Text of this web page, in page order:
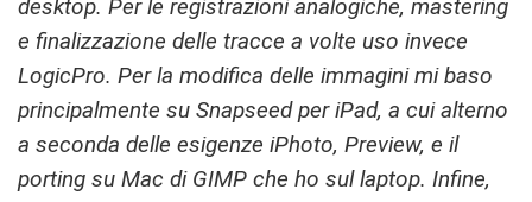
desktop. Per le registrazioni analogiche, mastering
e finalizzazione delle tracce a volte uso invece
LogicPro. Per la modifica delle immagini mi baso
principalmente su Snapseed per iPad, a cui alterno
a seconda delle esigenze iPhoto, Preview, e il
porting su Mac di GIMP che ho sul laptop. Infine,